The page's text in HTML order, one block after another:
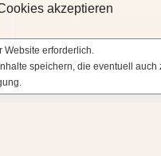
akzeptieren
Website erforderlich.
speichern, die eventuell